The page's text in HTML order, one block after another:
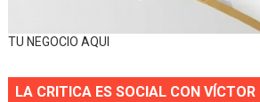
TU NEGOCIO AQUI
LA CRITICA ES SOCIAL CON